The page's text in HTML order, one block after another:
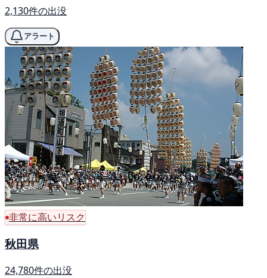
2,130件の出没
アラート
非常に高いリスク
秋田県
24,780件の出没